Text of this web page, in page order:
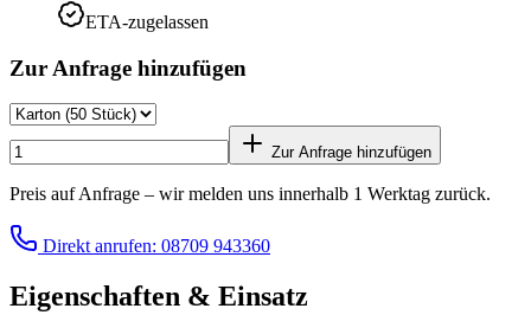
ETA-zugelassen
Zur Anfrage hinzufügen
Zur Anfrage hinzufügen
Preis auf Anfrage – wir melden uns innerhalb 1 Werktag zurück.
Direkt anrufen: 08709 943360
Eigenschaften & Einsatz